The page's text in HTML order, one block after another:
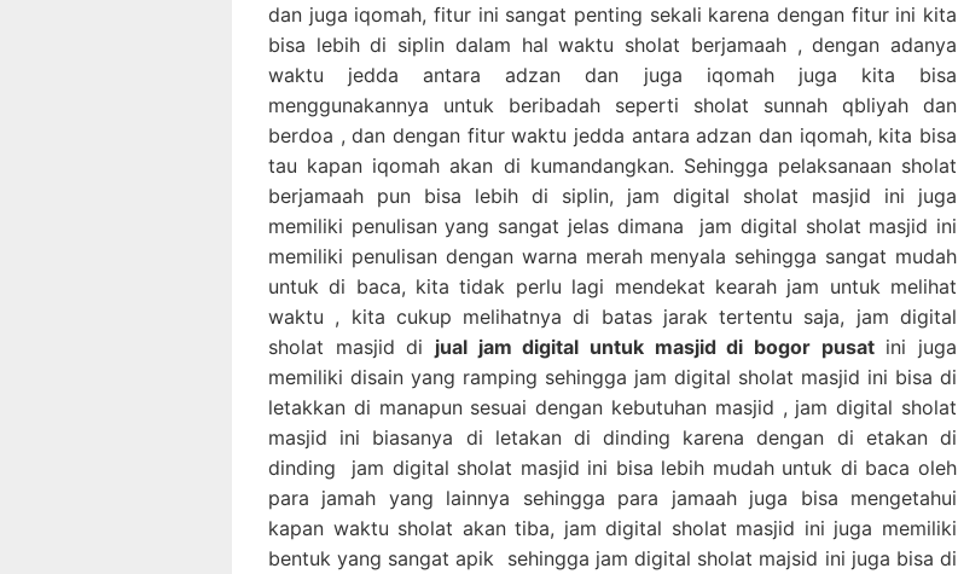
dan juga iqomah, fitur ini sangat penting sekali karena dengan fitur ini kita
bisa lebih di siplin dalam hal waktu sholat berjamaah , dengan adanya
waktu jedda antara adzan dan juga iqomah juga kita bisa
menggunakannya untuk beribadah seperti sholat sunnah qbliyah dan
berdoa , dan dengan fitur waktu jedda antara adzan dan iqomah, kita bisa
tau kapan iqomah akan di kumandangkan. Sehingga pelaksanaan sholat
berjamaah pun bisa lebih di siplin, jam digital sholat masjid ini juga
memiliki penulisan yang sangat jelas dimana jam digital sholat masjid ini
memiliki penulisan dengan warna merah menyala sehingga sangat mudah
untuk di baca, kita tidak perlu lagi mendekat kearah jam untuk melihat
waktu , kita cukup melihatnya di batas jarak tertentu saja, jam digital
sholat masjid di jual jam digital untuk masjid di bogor pusatini juga
memiliki disain yang ramping sehingga jam digital sholat masjid ini bisa di
letakkan di manapun sesuai dengan kebutuhan masjid , jam digital sholat
masjid ini biasanya di letakan di dinding karena dengan di etakan di
dinding jam digital sholat masjid ini bisa lebih mudah untuk di baca oleh
para jamah yang lainnya sehingga para jamaah juga bisa mengetahui
kapan waktu sholat akan tiba, jam digital sholat masjid ini juga memiliki
bentuk yang sangat apik sehingga jam digital sholat majsid ini juga bisa di